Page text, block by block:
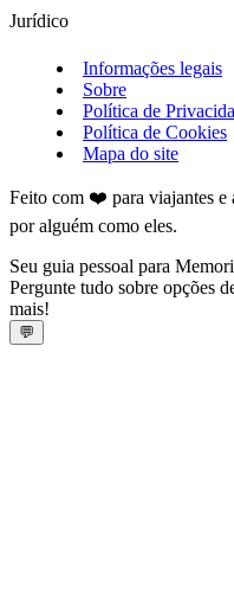
Jurídico
Informações legais
Sobre
Política de
Política de Cookies
Mapa do site
Feito com ❤️ para viajantes e
por alguém como eles.
Seu guia pessoal para
Pergunte tudo sobre opções
mais!
💬